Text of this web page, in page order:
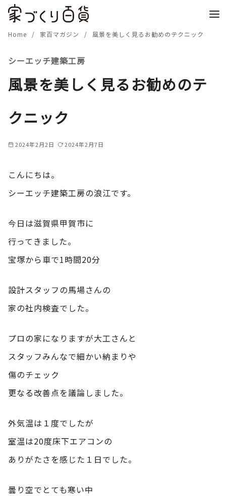
Home 家百マガジン 風景を美しく見るお勧めのテクニック
シーエッチ建築工房
風景を美しく見るお勧めのテ
クニック
2024年2月2日 2024年2月7日
こんにちは。
シーエッチ建築工房の浪江です。
今日は滋賀県甲賀市に
行ってきました。
宝塚から車で1時間20分
設計スタッフの馬場さんの
家の社内検査でした。
プロの家になりますが大工さんと
スタッフみんなで細かい納まりや
傷のチェック
更なる改善点を議論しました。
外気温は１度でしたが
室温は20度床下エアコンの
ありがたさを感じた１日でした。
曇り空でとても寒い中